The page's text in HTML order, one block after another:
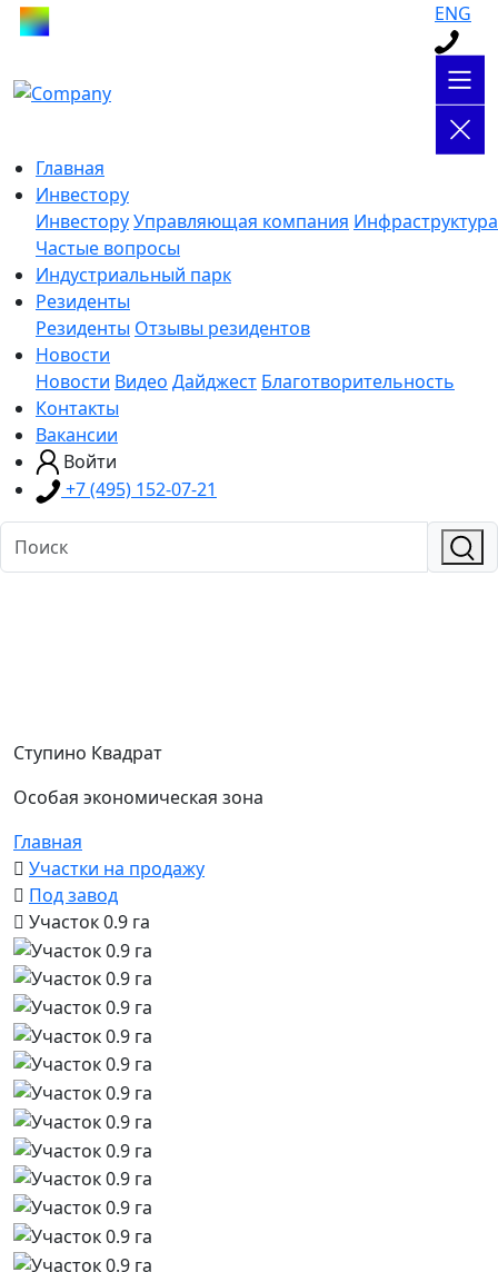
ENG
Главная
Инвестору
ИнвесторуУправляющая компания Инфраструктура
Частые вопросы
Индустриальный парк
Резиденты
Резиденты Отзывы резидентов
Новости
Новости Видео Дайджест Благотворительность
Контакты
Вакансии
Войти
+7 (495) 152-07-21
Ступино Квадрат
Особая экономическая зона
Главная
Участки на продажу
Под завод
Участок 0.9 га